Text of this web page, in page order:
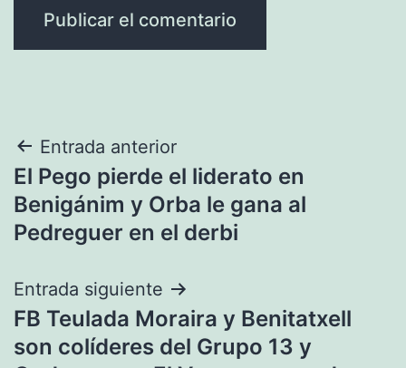
Navegación
de
entradas
Entrada anterior
El Pego pierde el liderato en
Benigánim y Orba le gana al
Pedreguer en el derbi
Entrada siguiente
FB Teulada Moraira y Benitatxell
son colíderes del Grupo 13 y